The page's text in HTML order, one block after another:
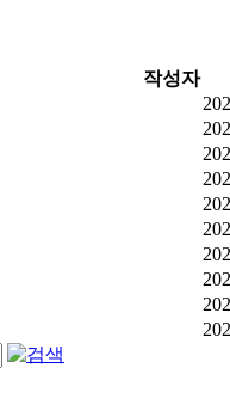
작성자